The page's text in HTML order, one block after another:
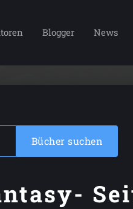
Blogger News
Bücher suchen